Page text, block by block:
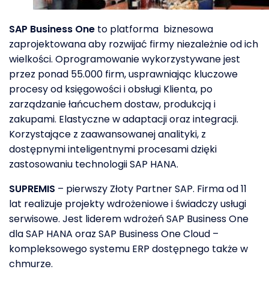
SAP Business One to platforma biznesowa
zaprojektowana aby rozwijać firmy niezależnie od ich
wielkości. Oprogramowanie wykorzystywane jest
przez ponad 55.000 firm, usprawniając kluczowe
procesy od księgowości i obsługi Klienta, po
zarządzanie łańcuchem dostaw, produkcją i
zakupami. Elastyczne w adaptacji oraz integracji.
Korzystające z zaawansowanej analityki, z
dostępnymi inteligentnymi procesami dzięki
zastosowaniu technologii SAP HANA.
SUPREMIS – pierwszy Złoty Partner SAP. Firma od 11
lat realizuje projekty wdrożeniowe i świadczy usługi
serwisowe. Jest liderem wdrożeń SAP Business One
dla SAP HANA oraz SAP Business One Cloud –
kompleksowego systemu ERP dostępnego także w
chmurze.